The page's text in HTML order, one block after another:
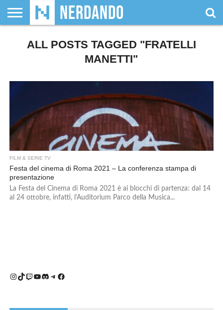
SIAMO
GIOCHI
DA
GIOCHI
VIDEOGAMES
FILM
FUMETTI
& LIBRI
MAGIC:
THE
DUNGEONS
WRESTLING
NERDANDO
AWARDS
BOLLINI
ALL POSTS TAGGED "FRATELLI
MANETTI"
FILM & SERIE TV
Festa del cinema di Roma 2021 – La conferenza stampa di
presentazione
La Festa del Cinema di Roma 2021 è ai blocchi di partenza: dal 14
al 24 ottobre, infatti, l’Auditorium Parco della Musica...
Instagram
TikTok
Twitch
YouTube
Discord
Telegram
Facebook